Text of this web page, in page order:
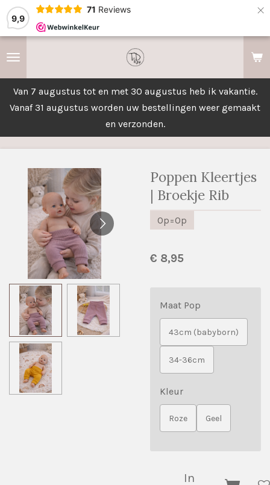
9,9
71 Reviews ×
Van 7 augustus tot en met 30 augustus heb ik vakantie.
Vanaf 31 augustus worden uw bestellingen weer gemaakt
en verzonden.
Poppen Kleertjes
| Broekje Rib
Op=Op
€ 8,95
Maat Pop
43cm (babyborn)
34-36cm
Kleur
Roze Geel
In